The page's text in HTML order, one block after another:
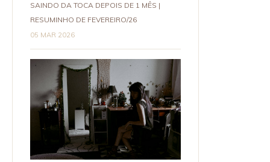
SAINDO DA TOCA DEPOIS DE 1 MÊS |
RESUMINHO DE FEVEREIRO/26
05 MAR 2026